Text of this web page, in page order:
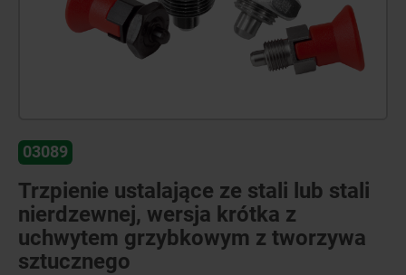
03089
Trzpienie ustalające ze stali lub stali
nierdzewnej, wersja krótka z
uchwytem grzybkowym z tworzywa
sztucznego